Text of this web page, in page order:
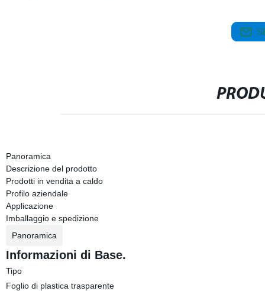
Panoramica
Descrizione del prodotto
Prodotti in vendita a caldo
Profilo aziendale
Applicazione
Imballaggio e spedizione
Panoramica
Informazioni di Base.
Tipo
Foglio di plastica trasparente